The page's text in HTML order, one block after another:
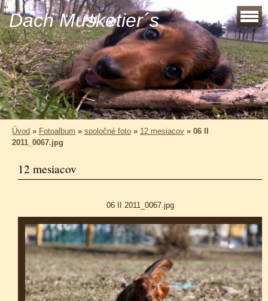
Dach Musketier´s
Úvod » Fotoalbum » spoločné foto » 12 mesiacov » 06 II
2011_0067.jpg
12 mesiacov
06 II 2011_0067.jpg